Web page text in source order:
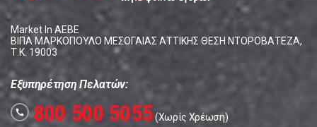
Market In ΑΕΒΕ
ΒΙΠΑ ΜΑΡΚΟΠΟΥΛΟ ΜΕΣΟΓΑΙΑΣ ΑΤΤΙΚΗΣ ΘΕΣΗ ΝΤΟΡΟΒΑΤΕΖΑ,
Τ.Κ. 19003
Εξυπηρέτηση Πελατών:
call 800 500 5055(Χωρίς Χρέωση)